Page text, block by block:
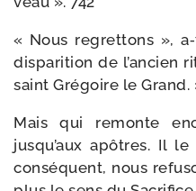
« Nous regret­tons »,
dis­pa­ri­tion de l’ancien
saint Grégoire le Grand.
Mais qui remonte
jusqu’aux apôtres. Il
consé­quent, nous